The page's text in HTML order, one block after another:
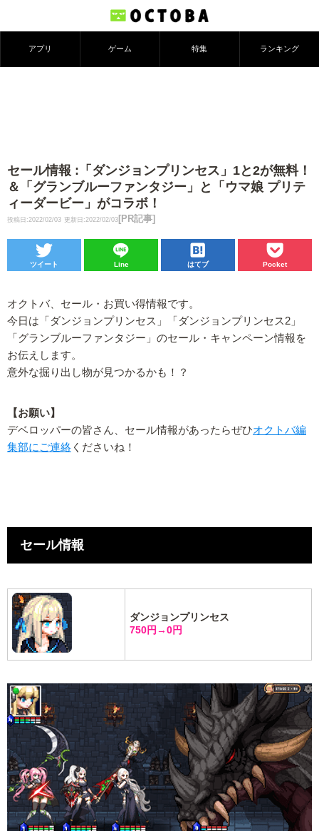
アプリ ゲーム 特集 ランキング
セール情報 :「ダンジョンプリンセス」1と2が無料！
＆「グランブルーファンタジー」と「ウマ娘 プリテ
ィーダービー」がコラボ！
投稿日:2022/02/03 更新日:2022/02/03 [PR記事]
ツイート Line はてブ Pocket
オクトバ、セール・お買い得情報です。
今日は「ダンジョンプリンセス」「ダンジョンプリンセス2」
「グランブルーファンタジー」のセール・キャンペーン情報を
お伝えします。
意外な掘り出し物が見つかるかも！？
【お願い】
デベロッパーの皆さん、セール情報があったらぜひオクトバ編
集部にご連絡 くださいね！
セール情報
ダンジョンプリンセス
750円→0円